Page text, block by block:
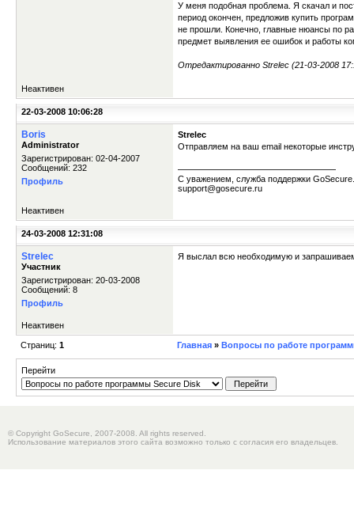
У меня подобная проблема. Я скачал и
период окончен, предложив купить
не прошли. Конечно, главные нюансы по
предмет выявления ее ошибок и работы
Отредактированно Strelec (21-03-2008
Неактивен
22-03-2008 10:06:28
Boris
Administrator
Зарегистрирован: 02-04-2007
Сообщений: 232
Профиль
Strelec
Отправляем на ваш email некоторые
С уважением, служба поддержки GoSecure.
support@gosecure.ru
Неактивен
24-03-2008 12:31:08
Strelec
Участник
Зарегистрирован: 20-03-2008
Сообщений: 8
Профиль
Я выслал всю необходимую и
Неактивен
Страниц: 1 Главная » Вопросы по работе
Перейти
© Copyright GoSecure, 2007-2008. All rights reserved.
Использование материалов этого сайта возможно только с согласия его владельцев.